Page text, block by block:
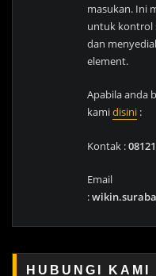
masukan. Ini
untuk kontrol
dan
element.
Apabila anda
kamidisini :
Kontak :
Email
:
HUBUNGI KAMI